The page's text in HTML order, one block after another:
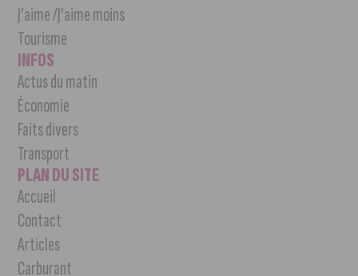
J’aime /J’aime moins
Tourisme
INFOS
Actus du matin
Économie
Faits divers
Transport
PLAN DU SITE
Accueil
Contact
Articles
Carburant